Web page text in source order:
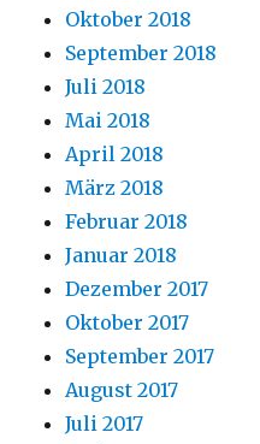
Oktober 2018
September 2018
Juli 2018
Mai 2018
April 2018
März 2018
Februar 2018
Januar 2018
Dezember 2017
Oktober 2017
September 2017
August 2017
Juli 2017